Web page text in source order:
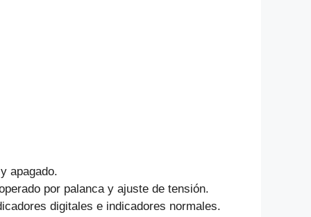
apagado.
por palanca y ajuste de tensión.
digitales e indicadores normales.